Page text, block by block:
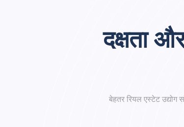
दक्षता
बेहतर रियल एस्टेट उद्योग